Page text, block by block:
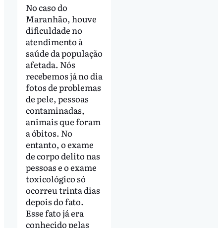
No caso do
Maranhão, houve
dificuldade no
atendimento à
saúde da população
afetada. Nós
recebemos já no dia
fotos de problemas
de pele, pessoas
contaminadas,
animais que foram
a óbitos. No
entanto, o exame
de corpo delito nas
pessoas e o exame
toxicológico só
ocorreu trinta dias
depois do fato.
Esse fato já era
conhecido pelas